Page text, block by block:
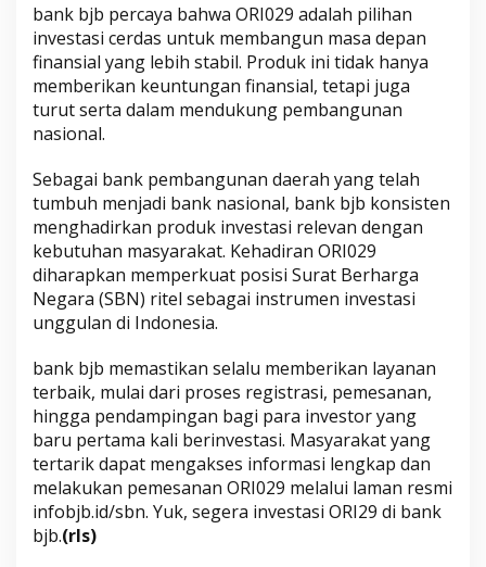
bank bjb percaya bahwa ORI029 adalah pilihan
investasi cerdas untuk membangun masa depan
finansial yang lebih stabil. Produk ini tidak hanya
memberikan keuntungan finansial, tetapi juga
turut serta dalam mendukung pembangunan
nasional.
Sebagai bank pembangunan daerah yang telah
tumbuh menjadi bank nasional, bank bjb konsisten
menghadirkan produk investasi relevan dengan
kebutuhan masyarakat. Kehadiran ORI029
diharapkan memperkuat posisi Surat Berharga
Negara (SBN) ritel sebagai instrumen investasi
unggulan di Indonesia.
bank bjb memastikan selalu memberikan layanan
terbaik, mulai dari proses registrasi, pemesanan,
hingga pendampingan bagi para investor yang
baru pertama kali berinvestasi. Masyarakat yang
tertarik dapat mengakses informasi lengkap dan
melakukan pemesanan ORI029 melalui laman resmi
infobjb.id/sbn. Yuk, segera investasi ORI29 di bank
bjb.(rls)